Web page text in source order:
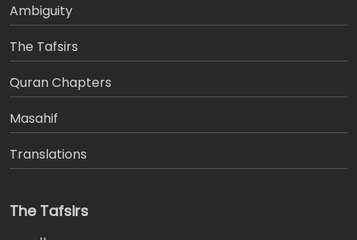
Ambiguity
The Tafsirs
َQuran Chapters
Masahif
Translations
The Tafsirs